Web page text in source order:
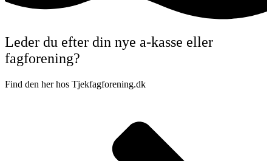
Leder du efter din nye a-kasse eller
fagforening?
Find den her hos Tjekfagforening.dk